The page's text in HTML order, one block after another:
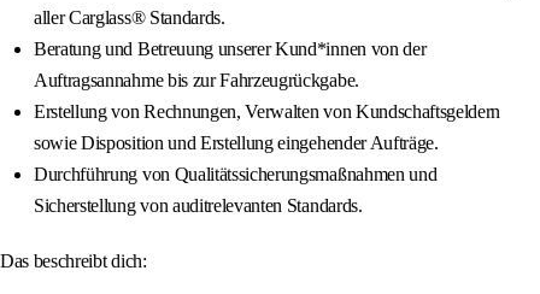
aller Carglass® Standards.
Beratung und Betreuung unserer Kund*innen von der
Auftragsannahme bis zur Fahrzeugrückgabe.
Erstellung von Rechnungen, Verwalten von Kundschaftsgeldern
sowie Disposition und Erstellung eingehender Aufträge.
Durchführung von Qualitätssicherungsmaßnahmen und
Sicherstellung von auditrelevanten Standards.
Das beschreibt dich: